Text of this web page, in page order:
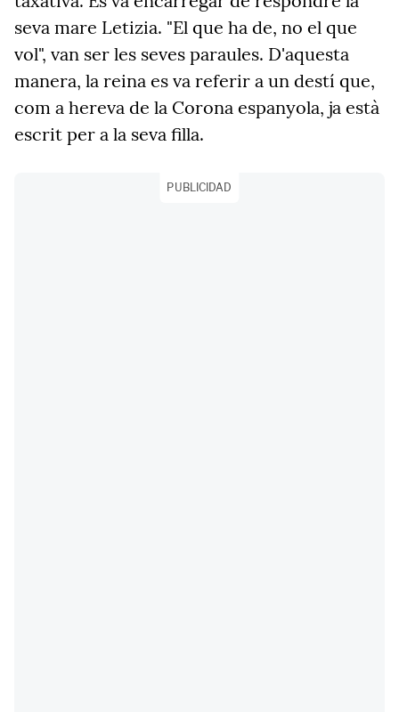
seva mare Letizia. "El que ha de, no el que
vol", van ser les seves paraules. D'aquesta
manera, la reina es va referir a un destí que,
com a hereva de la Corona espanyola, ja està
escrit per a la seva filla.
PUBLICIDAD